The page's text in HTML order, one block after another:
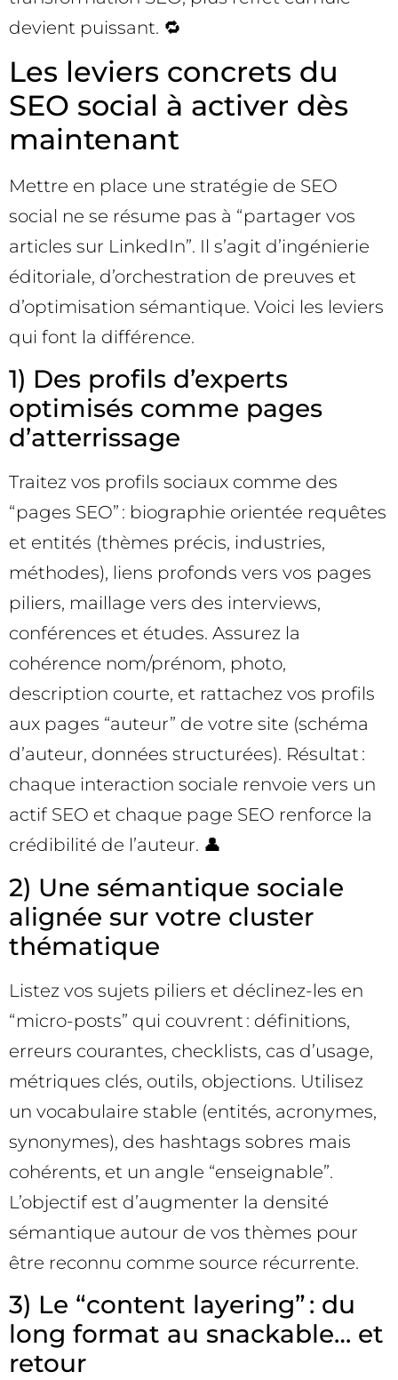
devient puissant. 🔁
Les leviers concrets du
SEO social à activer dès
maintenant
Mettre en place une stratégie de SEO
social ne se résume pas à “partager vos
articles sur LinkedIn”. Il s’agit d’ingénierie
éditoriale, d’orchestration de preuves et
d’optimisation sémantique. Voici les leviers
qui font la différence.
1) Des profils d’experts
optimisés comme pages
d’atterrissage
Traitez vos profils sociaux comme des
“pages SEO” : biographie orientée requêtes
et entités (thèmes précis, industries,
méthodes), liens profonds vers vos pages
piliers, maillage vers des interviews,
conférences et études. Assurez la
cohérence nom/prénom, photo,
description courte, et rattachez vos profils
aux pages “auteur” de votre site (schéma
d’auteur, données structurées). Résultat :
chaque interaction sociale renvoie vers un
actif SEO et chaque page SEO renforce la
crédibilité de l’auteur. 👤
2) Une sémantique sociale
alignée sur votre cluster
thématique
Listez vos sujets piliers et déclinez-les en
“micro-posts” qui couvrent : définitions,
erreurs courantes, checklists, cas d’usage,
métriques clés, outils, objections. Utilisez
un vocabulaire stable (entités, acronymes,
synonymes), des hashtags sobres mais
cohérents, et un angle “enseignable”.
L’objectif est d’augmenter la densité
sémantique autour de vos thèmes pour
être reconnu comme source récurrente.
3) Le “content layering” : du
long format au snackable… et
retour